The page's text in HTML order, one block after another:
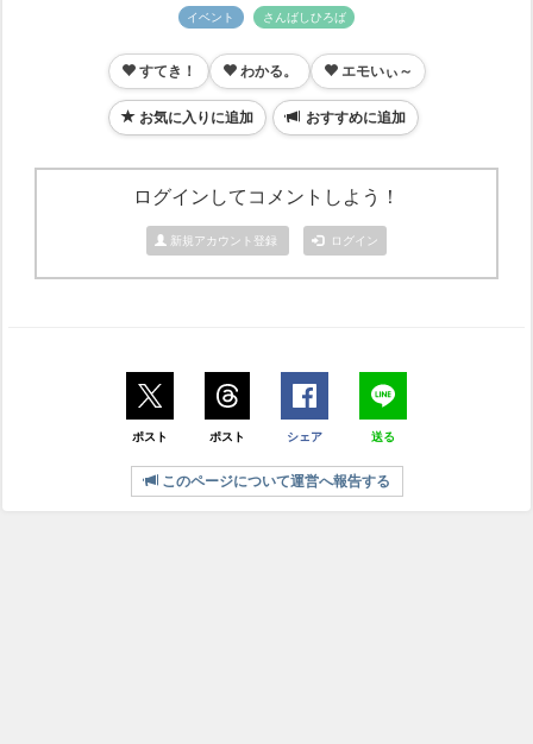
イベント さんばしひろば
すてき！ わかる。 エモいぃ～
お気に入りに追加 おすすめに追加
ログインしてコメントしよう！
新規アカウント登録 ログイン
ポスト ポスト シェア 送る
このページについて運営へ報告する